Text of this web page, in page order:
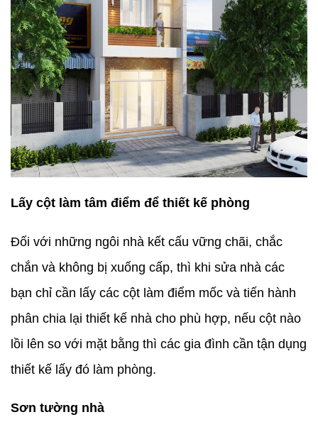
Lấy cột làm tâm điểm để thiết kế phòng
Đối với những ngôi nhà kết cấu vững chãi, chắc
chắn và không bị xuống cấp, thì khi sửa nhà các
bạn chỉ cần lấy các cột làm điểm mốc và tiến hành
phân chia lại thiết kế nhà cho phù hợp, nếu cột nào
lồi lên so với mặt bằng thì các gia đình cần tận dụng
thiết kế lấy đó làm phòng.
Sơn tường nhà